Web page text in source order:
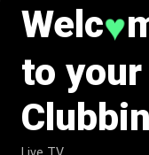
Welc♥
to your